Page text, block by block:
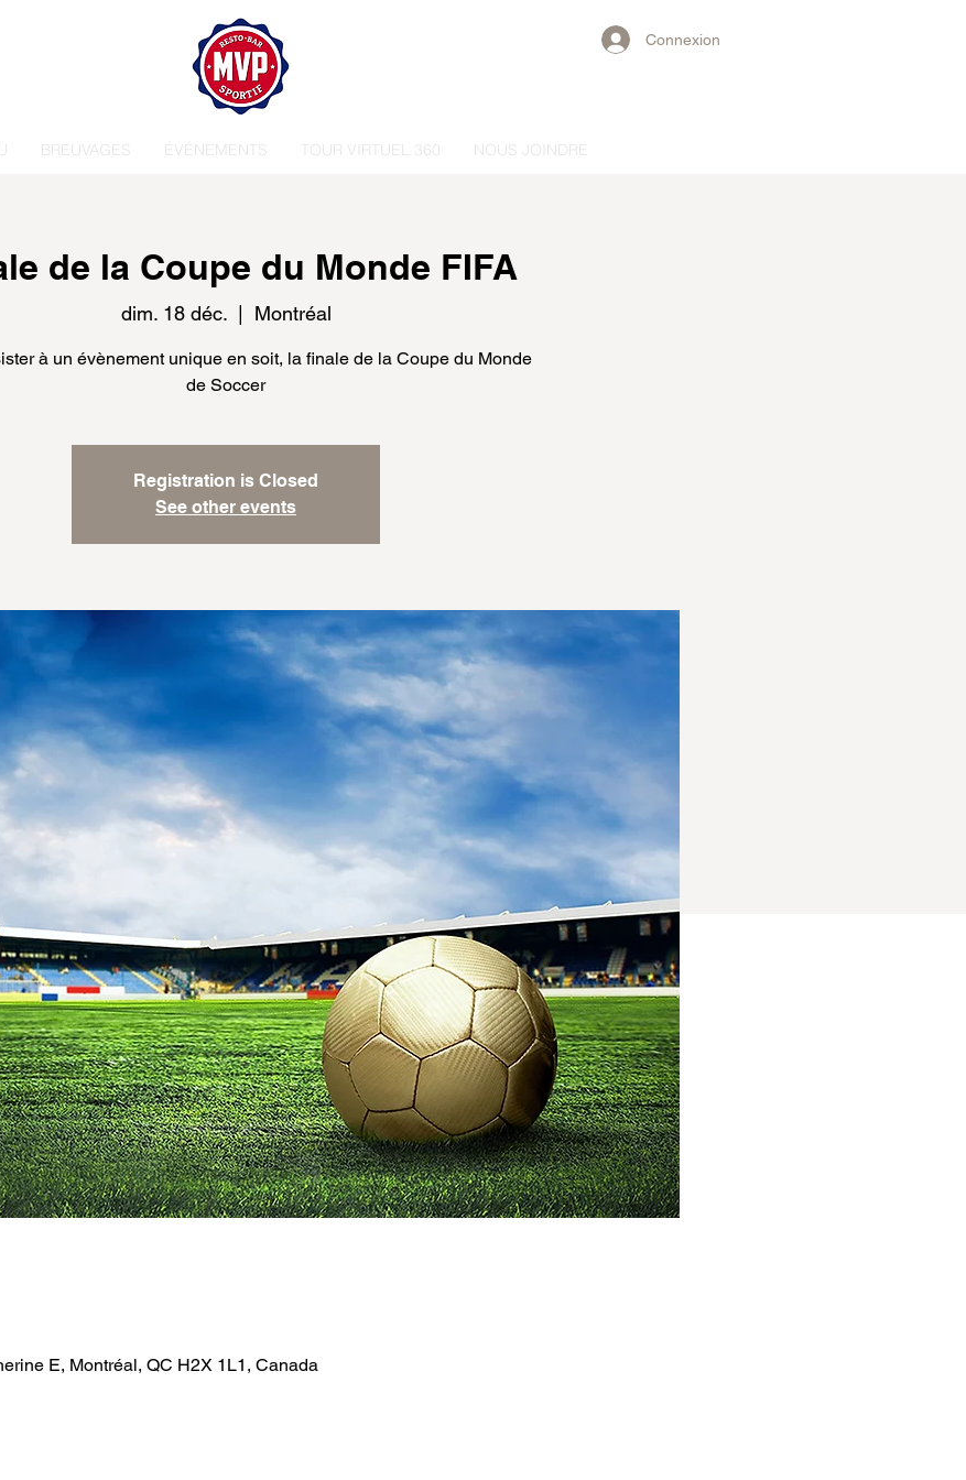
Connexion
BREUVAGES ÉVÉNEMENTS TOUR VIRTUEL 360 NOUS JOINDRE
de la Coupe du Monde FIFA
dim. 18 déc.
  |
Montréal
à un évènement unique en soit, la finale de la Coupe du Monde
de Soccer
Registration is Closed
See other events
E, Montréal, QC H2X 1L1, Canada